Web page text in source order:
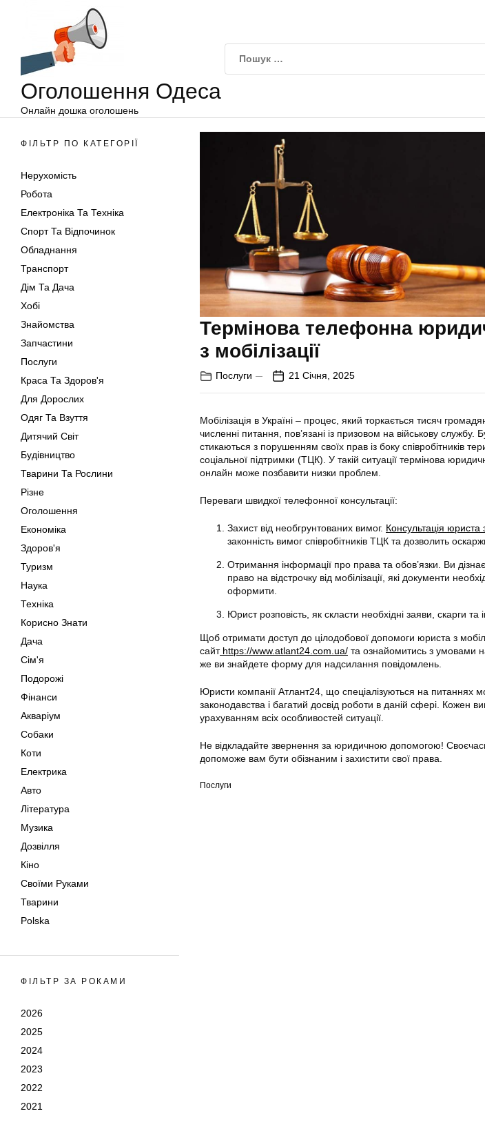
Оголошення Одеса
Онлайн дошка оголошень
ФІЛЬТР ПО КАТЕГОРІЇ
Нерухомість
Робота
Електроніка Та Техніка
Спорт Та Відпочинок
Обладнання
Транспорт
Дім Та Дача
Хобі
Знайомства
Запчастини
Послуги
Краса Та Здоров'я
Для Дорослих
Одяг Та Взуття
Дитячий Світ
Будівництво
Тварини Та Рослини
Різне
Оголошення
Економіка
Здоров'я
Туризм
Наука
Техніка
Корисно Знати
Дача
Сім'я
Подорожі
Фінанси
Акваріум
Собаки
Коти
Електрика
Авто
Література
Музика
Дозвілля
Кіно
Своїми Руками
Тварини
Polska
ФІЛЬТР ЗА РОКАМИ
2026
2025
2024
2023
2022
2021
Термінова телефонна
з мобілізації
Послуги 21 Січня, 2025
Мобілізація в Україні – процес, який торкається тисяч
численні питання, пов’язані із призовом на військову
стикаються з порушенням своїх прав із боку співробітників
соціальної підтримки (ТЦК). У такій ситуації термінова
онлайн може позбавити низки проблем.
Переваги швидкої телефонної консультації:
Захист від необгрунтованих вимог. Консультація юриста
законність вимог співробітників ТЦК та дозволить
Отримання інформації про права та обов’язки. Ви
право на відстрочку від мобілізації, які документи
оформити.
Юрист розповість, як скласти необхідні заяви, скарги та
Щоб отримати доступ до цілодобової допомоги юриста з
сайтhttps://www.atlant24.com.ua/ та ознайомитись з умовами
же ви знайдете форму для надсилання повідомлень.
Юристи компанії Атлант24, що спеціалізуються на питаннях
законодавства і багатий досвід роботи в даній сфері. Кожен
урахуванням всіх особливостей ситуації.
Не відкладайте звернення за юридичною допомогою!
допоможе вам бути обізнаним і захистити свої права.
Послуги